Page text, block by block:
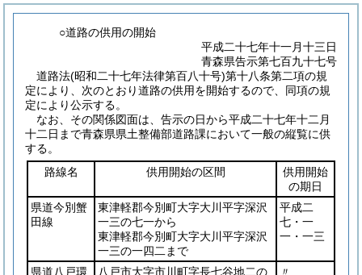
○道路の供用の開始
平成二十七年十一月十三日
青森県告示第七百九十七号
道路法(昭和二十七年法律第百八十号)第十八条第二項の規
定により、次のとおり道路の供用を開始するので、同項の規
定により公示する。
なお、その関係図面は、告示の日から平成二十七年十二月
十二日まで青森県県土整備部道路課において一般の縦覧に供
する。
路線名
供用開始の区間
供用開始
の期日
県道今別蟹
田線
東津軽郡今別町大字大川平字深沢
一三の七一から
東津軽郡今別町大字大川平字深沢
一三の一四二まで
平成二
七・一
一・一三
県道八戸環
八戸市大字市川町字長七谷地二の
〃